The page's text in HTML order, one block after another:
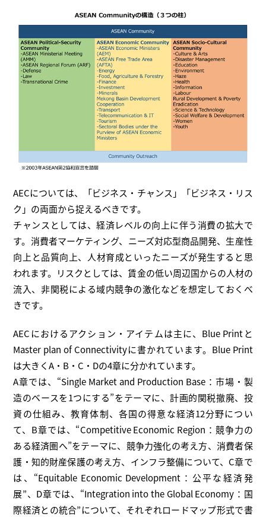
AECについては、「ビジネス・チャンス」「ビジネス・リス
ク」の両面から捉えるべきです。
チャンスとしては、経済レベルの向上に伴う消費の拡大で
す。消費者マーケティング、ニーズ対応型商品開発、生産性
向上と品質向上、人材育成といったニーズが発生すると思
われます。リスクとしては、賃金の低い周辺国からの人材の
流入、非関税による域内競争の激化などを想定しておくべ
きです。
AECにおけるアクション・アイテムは主に、Blue Printと
Master plan of Connectivityに書かれています。Blue Print
は大きくA・B・C・Dの4章に分かれています。
A章では、“Single Market and Production Base：市場・製
造のベースを1つにする”をテーマに、計画的関税撤廃、投
資の仕組み、教育体制、各国の得意な経済12分野につい
て、B章では、“Competitive Economic Region：競争力の
ある経済圏へ”をテーマに、競争力強化の考え方、消費者保
護・知的財産保護の考え方、インフラ整備について、C章で
は、“Equitable Economic Development：公平な経済発
展”、D章では、“Integration into the Global Economy：国
際経済との統合”について、それぞれロードマップ形式で書